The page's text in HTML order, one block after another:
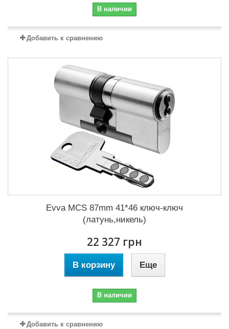
В наличии
Добавить к сравнению
Evva MCS 87mm 41*46 ключ-ключ
(латунь,никель)
22 327 грн
В корзину Еще
В наличии
Добавить к сравнению